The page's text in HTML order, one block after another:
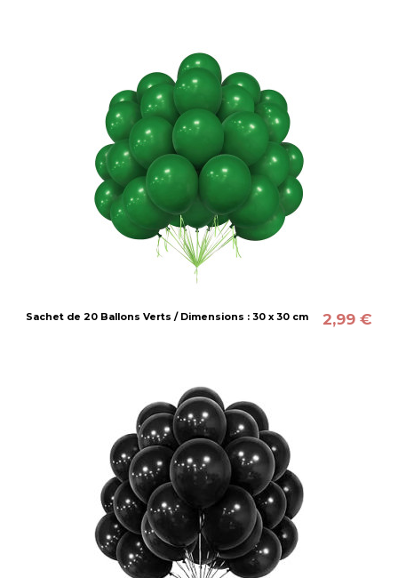
Sachet de 20 Ballons Verts / Dimensions : 30 x 30 cm 2,99 €